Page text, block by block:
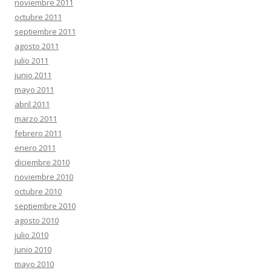
noviembre 2011
octubre 2011
septiembre 2011
agosto 2011
julio 2011
junio 2011
mayo 2011
abril 2011
marzo 2011
febrero 2011
enero 2011
diciembre 2010
noviembre 2010
octubre 2010
septiembre 2010
agosto 2010
julio 2010
junio 2010
mayo 2010